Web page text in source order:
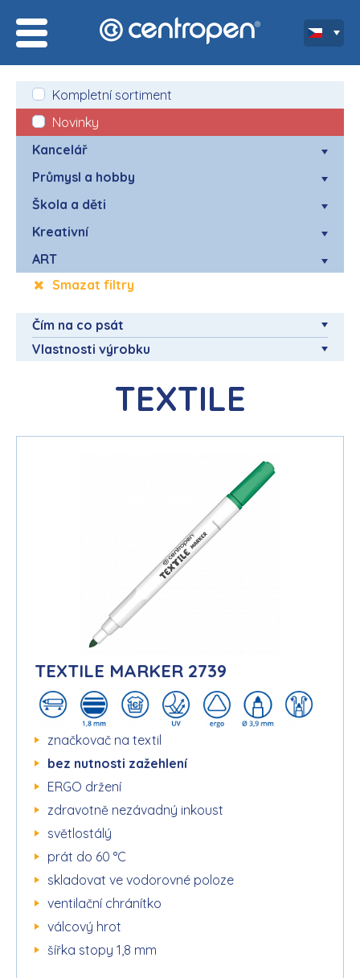
Kompletní sortiment
Novinky
Kancelář
Průmysl a hobby
Škola a děti
Kreativní
ART
Smazat filtry
Čím na co psát
Vlastnosti výrobku
TEXTILE
TEXTILE MARKER 2739
značkovač na textil
bez nutnosti zažehlení
ERGO držení
zdravotně nezávadný inkoust
světlostálý
prát do 60 °C
skladovat ve vodorovné poloze
ventilační chránítko
válcový hrot
šířka stopy 1,8 mm